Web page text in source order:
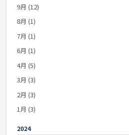
9月 (12)
8月 (1)
7月 (1)
6月 (1)
4月 (5)
3月 (3)
2月 (3)
1月 (3)
2024